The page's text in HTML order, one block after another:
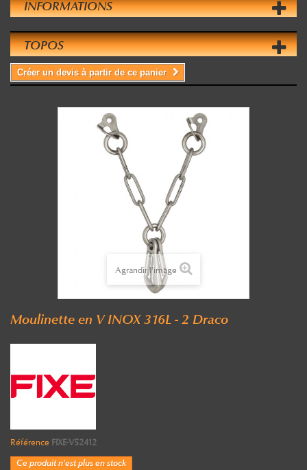
INFORMATIONS
TOPOS
Créer un devis à partir de ce panier
Agrandir l'image
Moulinette en V INOX 316L - 2 Draco
Référence FIXE-V52412
Ce produit n'est plus en stock